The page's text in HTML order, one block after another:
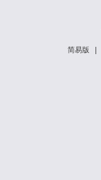
简易版